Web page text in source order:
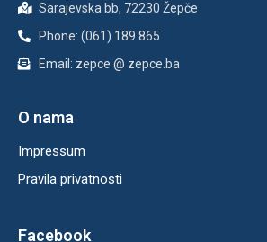
Sarajevska bb, 72230 Žepče
Phone: (061) 189 865
Email: zepce @ zepce.ba
O nama
Impressum
Pravila privatnosti
Facebook